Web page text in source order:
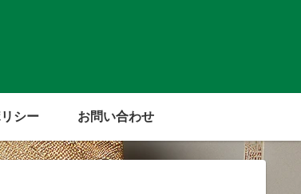
シー お問い合わせ